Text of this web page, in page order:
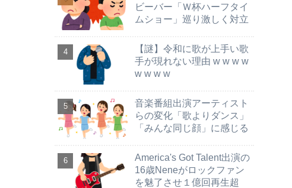
ビーバー「Ｗ杯ハーフタイ
ムショー」巡り激しく対立
【謎】令和に歌が上手い歌
手が現れない理由 w w w w
w w w w
音楽番組出演アーティスト
らの変化「歌よりダンス」
「みんな同じ顔」に感じる
America's Got Talent出演の
16歳Neneがロックファン
を魅了させ１億回再生超